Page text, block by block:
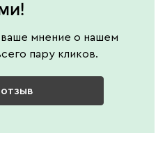
ваше мнение о нашем
пару кликов.